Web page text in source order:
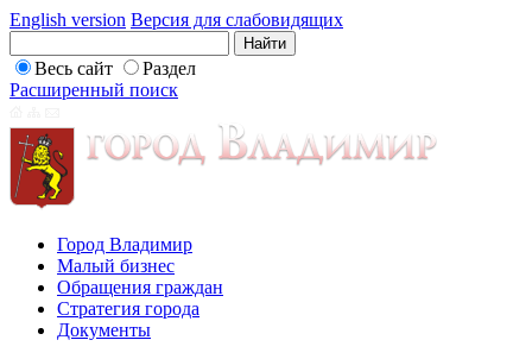
English version Версия для слабовидящих
Весь сайт
Раздел
Расширенный поиск
Город Владимир
Малый бизнес
Обращения граждан
Стратегия города
Документы